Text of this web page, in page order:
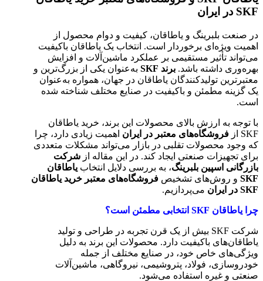
SKF در ایران
در صنعت بلبرینگ و یاطاقان، کیفیت و دوام محصول از
اهمیت ویژه‌ای برخوردار است. انتخاب یک یاطاقان باکیفیت
می‌تواند تأثیر مستقیمی بر عملکرد ماشین‌آلات و افزایش
بهره‌وری داشته باشد. برند SKF
به‌عنوان یکی از بزرگ‌ترین و
معتبرترین تولیدکنندگان یاطاقان در جهان، همواره به‌عنوان
یک گزینه مطمئن و باکیفیت در صنایع مختلف شناخته شده
است.
با توجه به ارزش بالای محصولات این برند، خرید یاطاقان
SKF از
فروشگاه‌های معتبر در ایران اهمیت زیادی دارد، چرا
که وجود محصولات تقلبی در بازار می‌تواند مشکلات متعددی
برای تجهیزات صنعتی ایجاد کند. در این مقاله از شرکت
بازرگانی اسپین بلبرینگ، به بررسی دلایل انتخاب یاطاقان
SKF و روش‌های تشخیص فروشگاه‌های معتبر خرید یاطاقان
SKF در ایران
می‌پردازیم.
چرا یاطاقان SKF انتخابی مطمئن است؟
شرکت SKF بیش از یک قرن تجربه در طراحی و تولید
یاطاقان‌های باکیفیت دارد. محصولات این برند به دلیل
ویژگی‌های خاص خود، در صنایع مختلف از جمله
خودروسازی، فولاد، پتروشیمی، نیروگاهی، ماشین‌آلات
صنعتی و غیره استفاده می‌شود.